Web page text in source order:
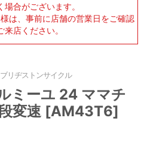
合がございます。
は、事前に店舗の営業日をご確認
来店ください。
ブリヂストンサイクル
ミーユ 24 ママチ
変速 [AM43T6]